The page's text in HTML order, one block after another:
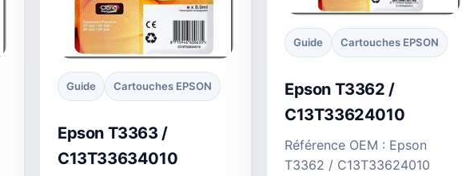
Guide Cartouches EPSON
Epson T3363 /
C13T33634010
Guide Cartouches EPSON
Epson T3362 /
C13T33624010
Référence OEM : Epson
T3362 / C13T33624010